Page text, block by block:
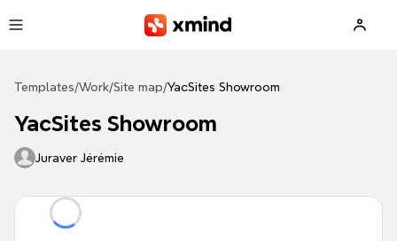
Templates/Work/Site map/YacSites Showroom
YacSites Showroom
Juraver Jérémie